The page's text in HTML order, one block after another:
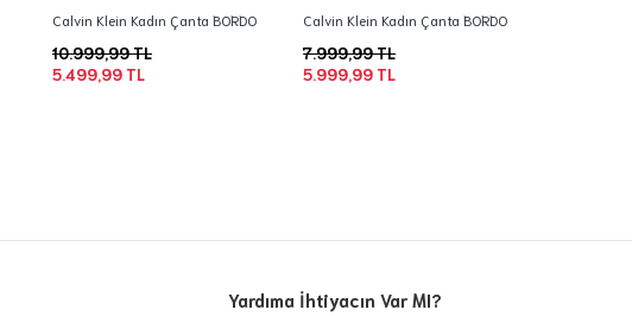
Calvin Klein Kadın Çanta BORDO
5.499,99 TL
10.999,99 TL
Calvin Klein Kadın Çanta BORDO
5.999,99 TL
7.999,99 TL
Yardıma İhtiyacın Var MI?